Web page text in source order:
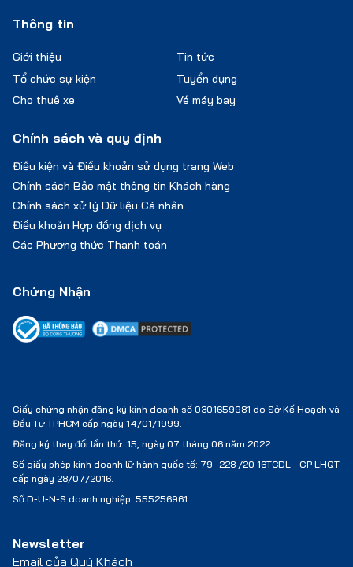
Chứng Nhận
Giấy chứng nhận đăng ký kinh doanh số 0301659981 do Sở Kế Hoạch và
Đầu Tư TPHCM cấp ngày 14/01/1999.
Đăng ký thay đổi lần thứ: 15, ngày 07 tháng 06 năm 2022.
Số giấy phép kinh doanh lữ hành quốc tế: 79 -228 /20 16TCDL - GP LHQT
cấp ngày 28/07/2016.
Số D-U-N-S doanh nghiệp: 555256961
Thông tin
Giới thiệu
Tổ chức sự kiện
Cho thuê xe
Vé máy bay
Tin tức
Tuyển dụng
Chính sách và quy định
Điều kiện và Điều khoản sử dụng trang Web
Chính sách Bảo mật thông tin Khách hàng
Chính sách xử lý Dữ liệu Cá nhân
Điều khoản Hợp đồng dịch vụ
Các Phương thức Thanh toán
Newsletter
Email của Quý Khách